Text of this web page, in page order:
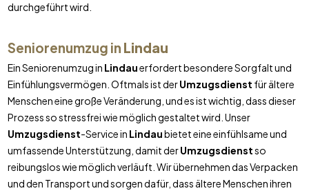
durchgeführt wird.
Seniorenumzug in Lindau
Ein Seniorenumzug in Lindauerfordert besondere Sorgfalt und
Einfühlungsvermögen. Oftmals ist derUmzugsdienst für ältere
Menschen eine große Veränderung, und es ist wichtig, dass dieser
Prozess so stressfrei wie möglich gestaltet wird. Unser
Umzugsdienst-Service in Lindaubietet eine einfühlsame und
umfassende Unterstützung, damit derUmzugsdienstso
reibungslos wie möglich verläuft. Wir übernehmen das Verpacken
und den Transport und sorgen dafür, dass ältere Menschen ihren